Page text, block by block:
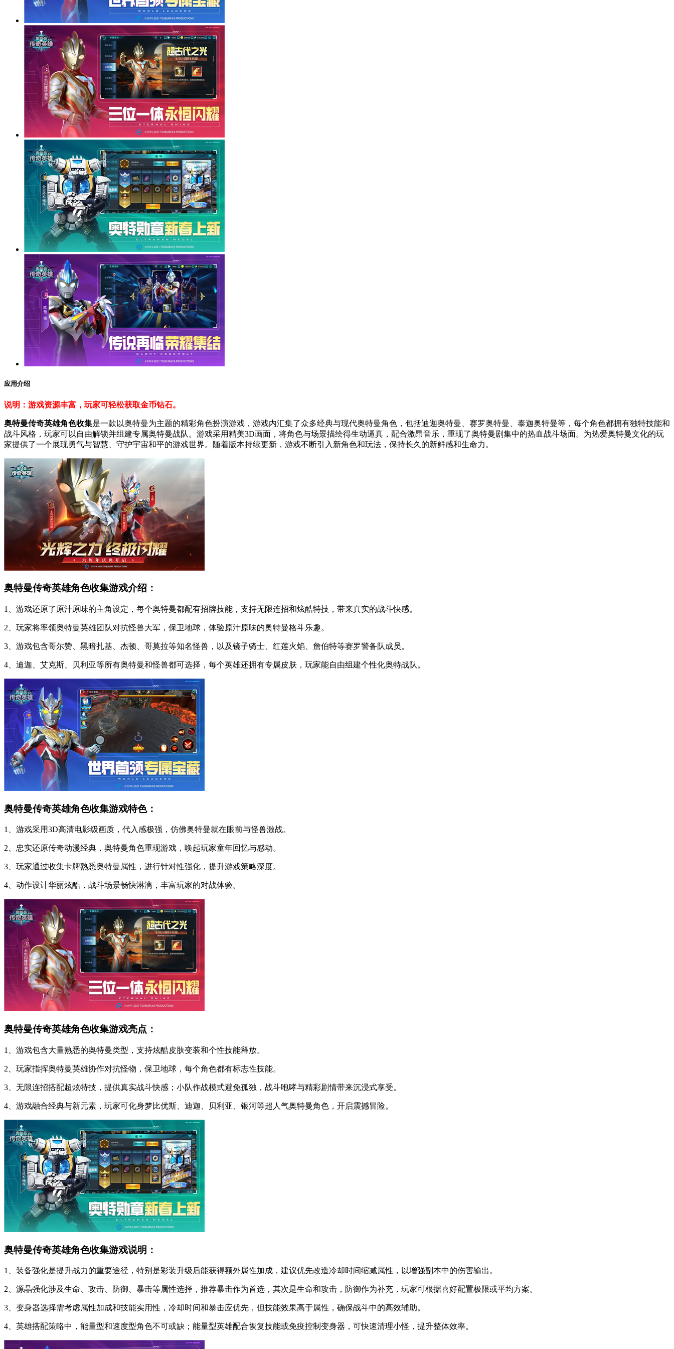
应用介绍
说明：游戏资源丰富，玩家可轻松获取金币钻石。
奥特曼传奇英雄角色收集是一款以奥特曼为主题的精彩角色扮演游戏，游戏内汇集了众多经典与现代奥特曼角色，包括迪迦奥特曼、赛罗奥特曼、泰迦奥特曼等，每个角色都拥有独特技能和
战斗风格，玩家可以自由解锁并组建专属奥特曼战队。游戏采用精美3D画面，将角色与场景描绘得生动逼真，配合激昂音乐，重现了奥特曼剧集中的热血战斗场面。为热爱奥特曼文化的玩
家提供了一个展现勇气与智慧、守护宇宙和平的游戏世界。随着版本持续更新，游戏不断引入新角色和玩法，保持长久的新鲜感和生命力。
奥特曼传奇英雄角色收集游戏介绍：
1、游戏还原了原汁原味的主角设定，每个奥特曼都配有招牌技能，支持无限连招和炫酷特技，带来真实的战斗快感。
2、玩家将率领奥特曼英雄团队对抗怪兽大军，保卫地球，体验原汁原味的奥特曼格斗乐趣。
3、游戏包含哥尔赞、黑暗扎基、杰顿、哥莫拉等知名怪兽，以及镜子骑士、红莲火焰、詹伯特等赛罗警备队成员。
4、迪迦、艾克斯、贝利亚等所有奥特曼和怪兽都可选择，每个英雄还拥有专属皮肤，玩家能自由组建个性化奥特战队。
奥特曼传奇英雄角色收集游戏特色：
1、游戏采用3D高清电影级画质，代入感极强，仿佛奥特曼就在眼前与怪兽激战。
2、忠实还原传奇动漫经典，奥特曼角色重现游戏，唤起玩家童年回忆与感动。
3、玩家通过收集卡牌熟悉奥特曼属性，进行针对性强化，提升游戏策略深度。
4、动作设计华丽炫酷，战斗场景畅快淋漓，丰富玩家的对战体验。
奥特曼传奇英雄角色收集游戏亮点：
1、游戏包含大量熟悉的奥特曼类型，支持炫酷皮肤变装和个性技能释放。
2、玩家指挥奥特曼英雄协作对抗怪物，保卫地球，每个角色都有标志性技能。
3、无限连招搭配超炫特技，提供真实战斗快感；小队作战模式避免孤独，战斗咆哮与精彩剧情带来沉浸式享受。
4、游戏融合经典与新元素，玩家可化身梦比优斯、迪迦、贝利亚、银河等超人气奥特曼角色，开启震撼冒险。
奥特曼传奇英雄角色收集游戏说明：
1、装备强化是提升战力的重要途径，特别是彩装升级后能获得额外属性加成，建议优先改造冷却时间缩减属性，以增强副本中的伤害输出。
2、源晶强化涉及生命、攻击、防御、暴击等属性选择，推荐暴击作为首选，其次是生命和攻击，防御作为补充，玩家可根据喜好配置极限或平均方案。
3、变身器选择需考虑属性加成和技能实用性，冷却时间和暴击应优先，但技能效果高于属性，确保战斗中的高效辅助。
4、英雄搭配策略中，能量型和速度型角色不可或缺；能量型英雄配合恢复技能或免疫控制变身器，可快速清理小怪，提升整体效率。